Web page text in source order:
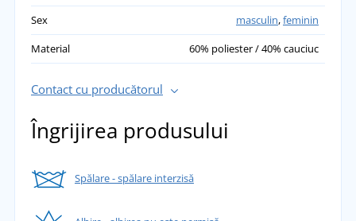
Sex
masculin,feminin
Material
60% poliester / 40% cauciuc
Contact cu producătorul
Îngrijirea produsului
Spălare - spălare interzisă